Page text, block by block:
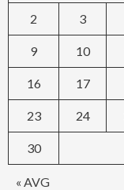
« AVG
2 3
9 10
16 17
23 24
30